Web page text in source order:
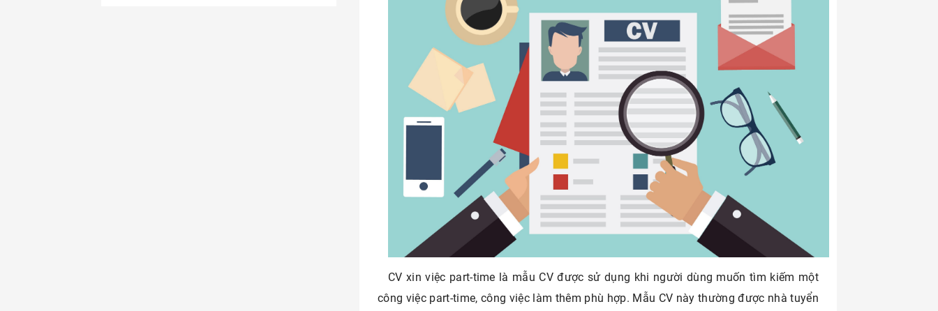
CV xin việc part-time là mẫu CV được sử dụng khi người dùng muốn tìm kiếm một
công việc part-time, công việc làm thêm phù hợp. Mẫu CV này thường được nhà tuyển